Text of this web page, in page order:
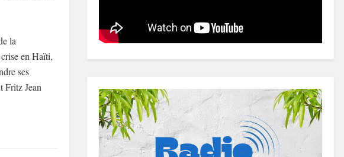
la
en Haïti,
ses
Fritz Jean